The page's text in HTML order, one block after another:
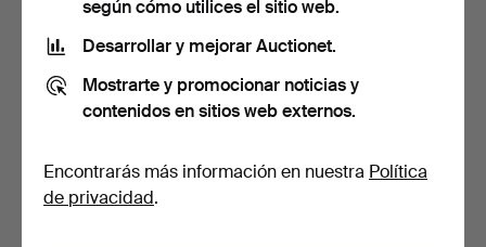
según cómo utilices el sitio web.
Desarrollar y mejorar Auctionet.
Mostrarte y promocionar noticias y
contenidos en sitios web externos.
Encontrarás más información en nuestra Política
de privacidad.